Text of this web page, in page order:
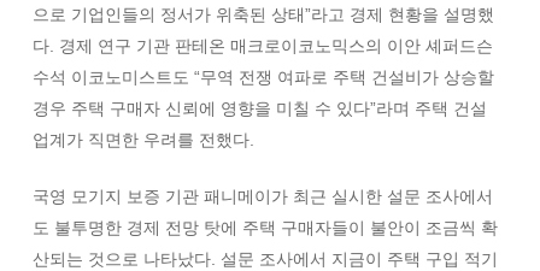
으로 기업인들의 정서가 위축된 상태”라고 경제 현황을 설명했
다. 경제 연구 기관 판테온 매크로이코노믹스의 이안 셰퍼드슨
수석 이코노미스트도 “무역 전쟁 여파로 주택 건설비가 상승할
경우 주택 구매자 신뢰에 영향을 미칠 수 있다”라며 주택 건설
업계가 직면한 우려를 전했다.
국영 모기지 보증 기관 패니메이가 최근 실시한 설문 조사에서
도 불투명한 경제 전망 탓에 주택 구매자들이 불안이 조금씩 확
산되는 것으로 나타났다. 설문 조사에서 지금이 주택 구입 적기